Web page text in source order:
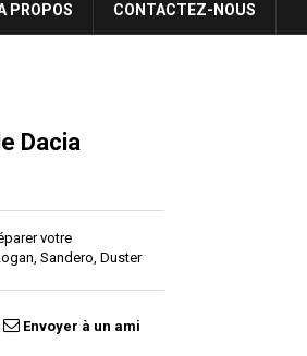
PROPOS CONTACTEZ-NOUS
Dacia
votre
Sandero, Duster
Envoyer à un ami